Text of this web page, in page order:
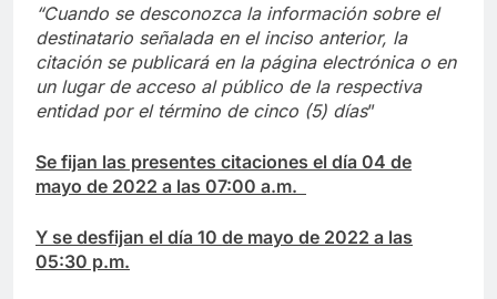
“Cuando se desconozca la información sobre el
destinatario señalada en el inciso anterior, la
citación se publicará en la página electrónica o en
un lugar de acceso al público de la respectiva
entidad por el término de cinco (5) días”
Se fijan las presentes citaciones el día 04 de
mayo de 2022 a las 07:00 a.m.
Y se desfijan el día 10 de mayo de 2022 a las
05:30 p.m.